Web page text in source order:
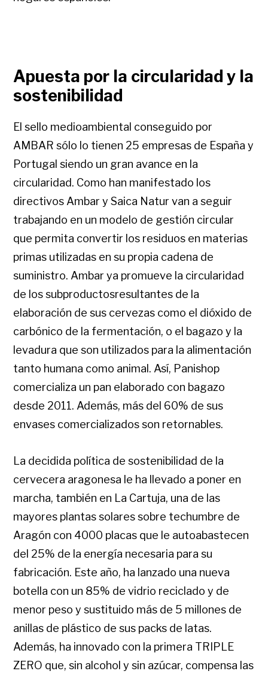
Apuesta por la circularidad y la
sostenibilidad
El sello medioambiental conseguido por
AMBAR sólo lo tienen 25 empresas de España y
Portugal siendo un gran avance en la
circularidad. Como han manifestado los
directivos Ambar y Saica Natur van a seguir
trabajando en un modelo de gestión circular
que permita convertir los residuos en materias
primas utilizadas en su propia cadena de
suministro. Ambar ya promueve la circularidad
de los subproductosresultantes de la
elaboración de sus cervezas como el dióxido de
carbónico de la fermentación, o el bagazo y la
levadura que son utilizados para la alimentación
tanto humana como animal. Así, Panishop
comercializa un pan elaborado con bagazo
desde 2011. Además, más del 60% de sus
envases comercializados son retornables.
La decidida política de sostenibilidad de la
cervecera aragonesa le ha llevado a poner en
marcha, también en La Cartuja, una de las
mayores plantas solares sobre techumbre de
Aragón con 4000 placas que le autoabastecen
del 25% de la energía necesaria para su
fabricación. Este año, ha lanzado una nueva
botella con un 85% de vidrio reciclado y de
menor peso y sustituido más de 5 millones de
anillas de plástico de sus packs de latas.
Además, ha innovado con la primera TRIPLE
ZERO que, sin alcohol y sin azúcar, compensa las